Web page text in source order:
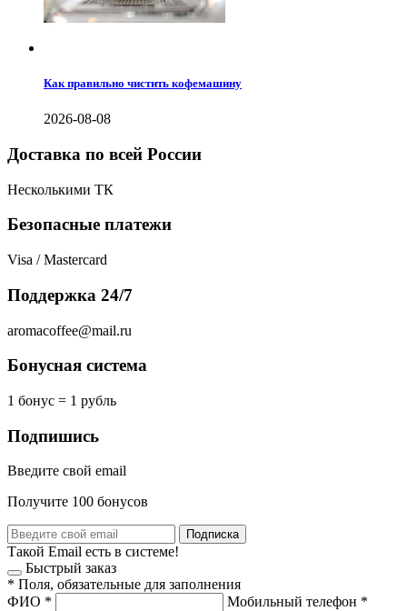
Как правильно чистить кофемашину
2026-08-08
Доставка по всей России
Несколькими ТК
Безопасные платежи
Visa / Mastercard
Поддержка 24/7
aromacoffee@mail.ru
Бонусная система
1 бонус = 1 рубль
Подпишись
Введите свой email
Получите 100 бонусов
Подписка
Такой Email есть в системе!
Быстрый заказ
* Поля, обязательные для заполнения
ФИО * Мобильный телефон *